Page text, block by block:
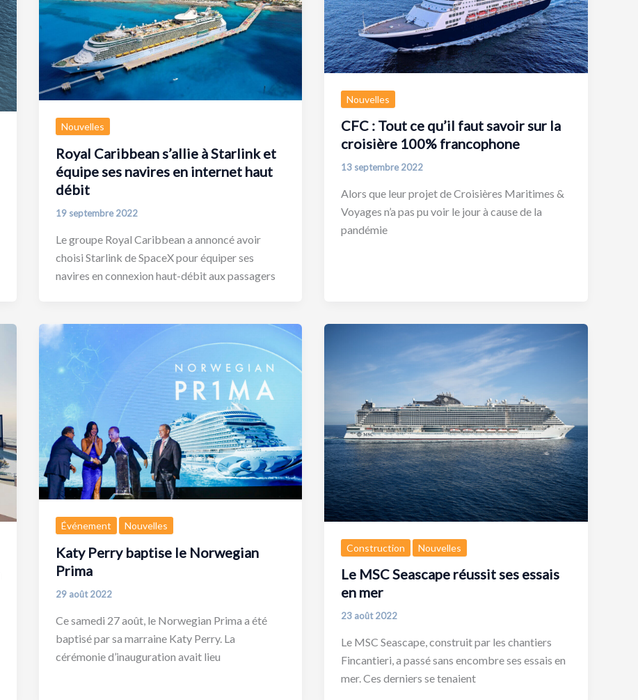
Nouvelles
Royal Caribbean s’allie à Starlink et
équipe ses navires en internet haut
débit
19 septembre 2022
Le groupe Royal Caribbean a annoncé avoir
choisi Starlink de SpaceX pour équiper ses
navires en connexion haut-débit aux passagers
Nouvelles
CFC : Tout ce qu’il faut savoir sur la
croisière 100% francophone
13 septembre 2022
Alors que leur projet de Croisières Maritimes &
Voyages n’a pas pu voir le jour à cause de la
pandémie
Événement Nouvelles
Katy Perry baptise le Norwegian
Prima
29 août 2022
Ce samedi 27 août, le Norwegian Prima a été
baptisé par sa marraine Katy Perry. La
cérémonie d’inauguration avait lieu
Construction Nouvelles
Le MSC Seascape réussit ses essais
en mer
23 août 2022
Le MSC Seascape, construit par les chantiers
Fincantieri, a passé sans encombre ses essais en
mer. Ces derniers se tenaient